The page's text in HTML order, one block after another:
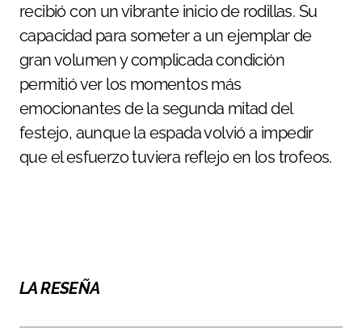
recibió con un vibrante inicio de rodillas. Su
capacidad para someter a un ejemplar de
gran volumen y complicada condición
permitió ver los momentos más
emocionantes de la segunda mitad del
festejo, aunque la espada volvió a impedir
que el esfuerzo tuviera reflejo en los trofeos.
LA RESEÑA